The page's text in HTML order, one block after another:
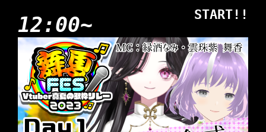
12:00~ START!!